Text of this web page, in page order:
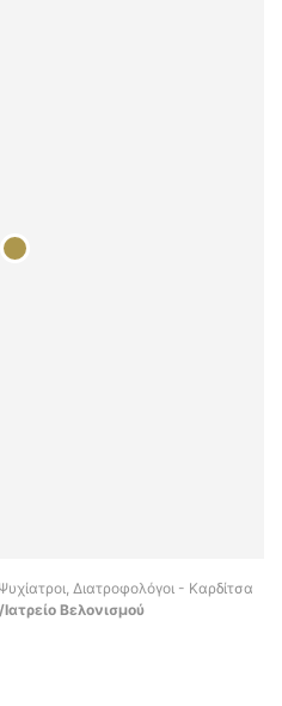
Διατροφολόγοι - Καρδίτσα
Βελονισμού